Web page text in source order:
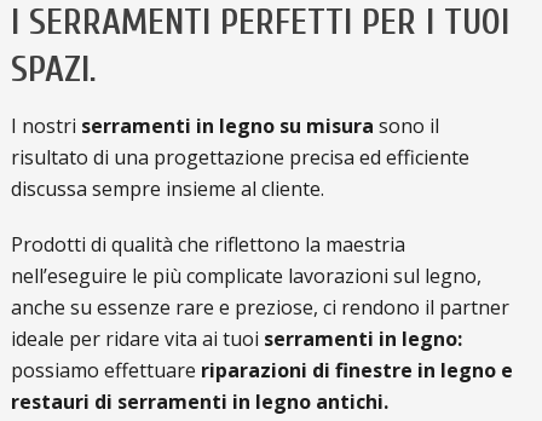
I SERRAMENTI PERFETTI PER I TUOI
SPAZI.
I nostri serramenti in legno su misura sono il
risultato di una progettazione precisa ed efficiente
discussa sempre insieme al cliente.
Prodotti di qualità che riflettono la maestria
nell’eseguire le più complicate lavorazioni sul legno,
anche su essenze rare e preziose, ci rendono il partner
ideale per ridare vita ai tuoi serramenti in legno:
possiamo effettuare riparazioni di finestre in legno e
restauri di serramenti in legno antichi.